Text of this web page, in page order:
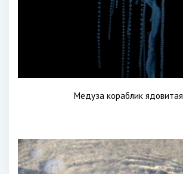
Медуза кораблик ядовитая